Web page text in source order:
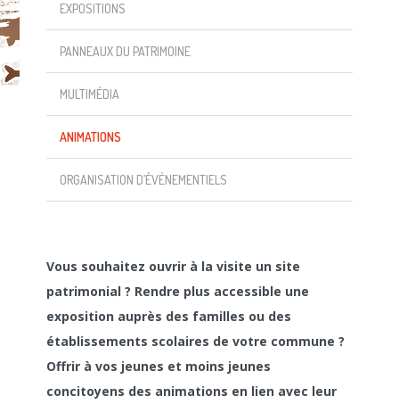
EXPOSITIONS
PANNEAUX DU PATRIMOINE
MULTIMÉDIA
ANIMATIONS
ORGANISATION D’ÉVÉNEMENTIELS
Vous souhaitez ouvrir à la visite un site
patrimonial ? Rendre plus accessible une
exposition auprès des familles ou des
établissements scolaires de votre commune ?
Offrir à vos jeunes et moins jeunes
concitoyens des animations en lien avec leur